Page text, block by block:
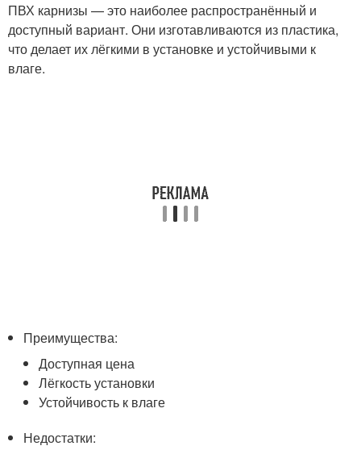
ПВХ карнизы — это наиболее распространённый и
доступный вариант. Они изготавливаются из пластика,
что делает их лёгкими в установке и устойчивыми к
влаге.
Преимущества:
Доступная цена
Лёгкость установки
Устойчивость к влаге
Недостатки: